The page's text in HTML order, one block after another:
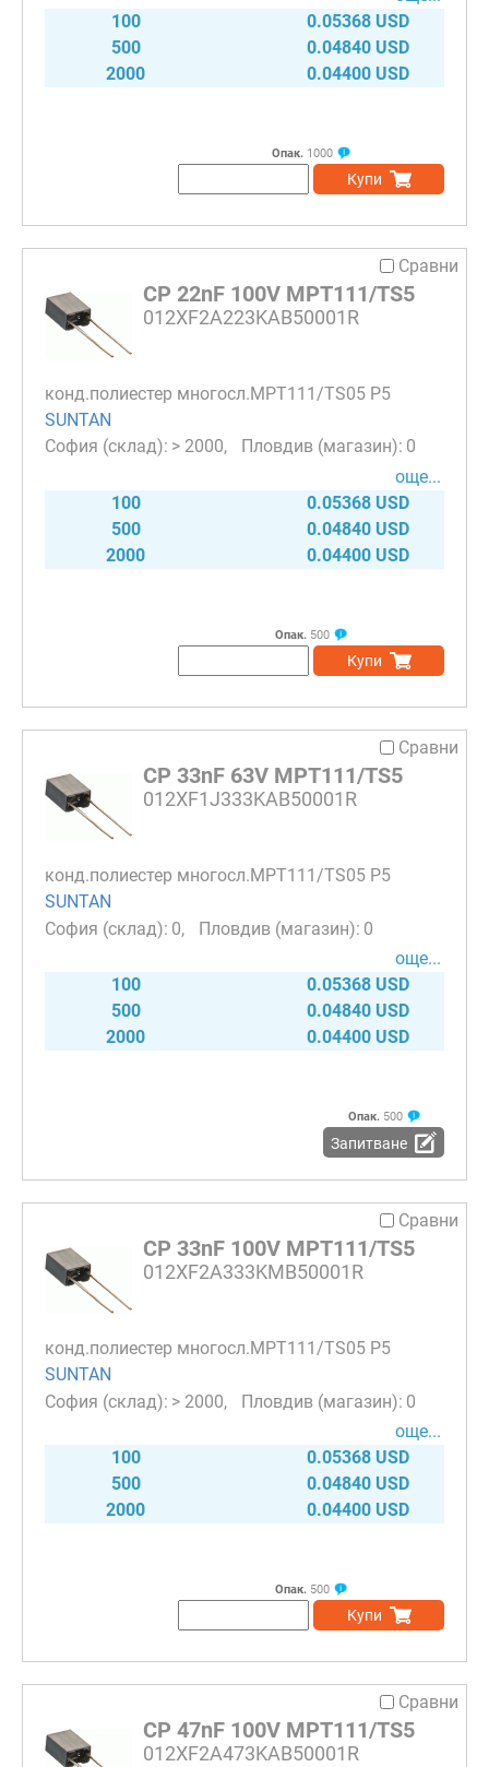
100
0.05368 USD
500
0.04840 USD
2000
0.04400 USD
Опак. 1000
Купи
Сравни
CP 22nF 100V MPT111/TS5
012XF2A223KAB50001R
конд.полиестер многосл.MPT111/TS05 P5
SUNTAN
> 2000
0
още...
100
0.05368 USD
500
0.04840 USD
2000
0.04400 USD
Опак. 500
Купи
Сравни
CP 33nF 63V MPT111/TS5
012XF1J333KAB50001R
конд.полиестер многосл.MPT111/TS05 P5
SUNTAN
0
0
още...
100
0.05368 USD
500
0.04840 USD
2000
0.04400 USD
Опак. 500
Запитване
Сравни
CP 33nF 100V MPT111/TS5
012XF2A333KMB50001R
конд.полиестер многосл.MPT111/TS05 P5
SUNTAN
> 2000
0
още...
100
0.05368 USD
500
0.04840 USD
2000
0.04400 USD
Опак. 500
Купи
Сравни
CP 47nF 100V MPT111/TS5
012XF2A473KAB50001R